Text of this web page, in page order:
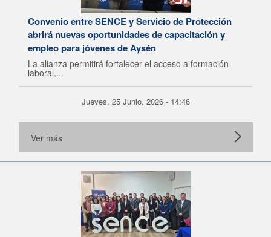
Convenio entre SENCE y Servicio de Protección
abrirá nuevas oportunidades de capacitación y
empleo para jóvenes de Aysén
La alianza permitirá fortalecer el acceso a formación
laboral,...
Jueves, 25 Junio, 2026 - 14:46
Ver más